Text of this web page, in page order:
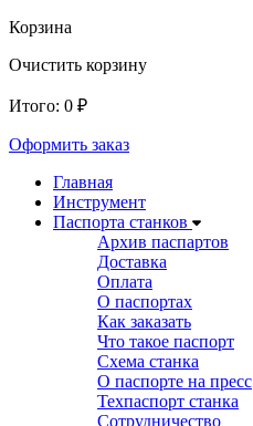
Корзина
Очистить корзину
Итого: 0 ₽
Оформить заказ
Главная
Инструмент
Паспорта станков
Архив паспартов
Доставка
Оплата
О паспортах
Как заказать
Что такое паспорт
Схема станка
О паспорте на пресс
Техпаспорт станка
Сотрудничество